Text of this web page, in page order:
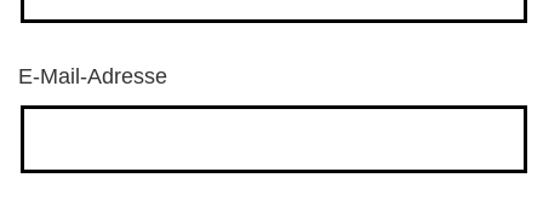
E-Mail-Adresse